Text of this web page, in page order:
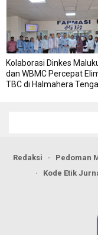
Kolaborasi Dinkes
dan WBMC Percepat
TBC di Halmahera
Redaksi Pedoman
Kode Etik